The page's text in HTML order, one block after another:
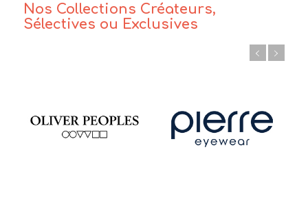
Nos Collections Créateurs,
Sélectives ou Exclusives